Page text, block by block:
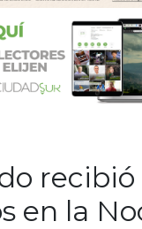
en la